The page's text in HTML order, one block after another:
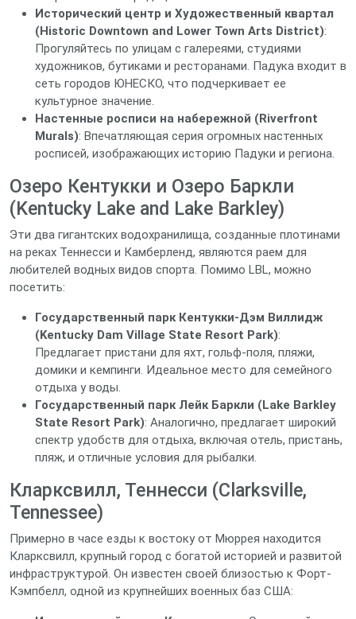
Исторический центр и Художественный квартал
(Historic Downtown and Lower Town Arts District):
Прогуляйтесь по улицам с галереями, студиями
художников, бутиками и ресторанами. Падука входит в
сеть городов ЮНЕСКО, что подчеркивает ее
культурное значение.
Настенные росписи на набережной (Riverfront
Murals): Впечатляющая серия огромных настенных
росписей, изображающих историю Падуки и региона.
Озеро Кентукки и Озеро Баркли
(Kentucky Lake and Lake Barkley)
Эти два гигантских водохранилища, созданные плотинами
на реках Теннесси и Камберленд, являются раем для
любителей водных видов спорта. Помимо LBL, можно
посетить:
Государственный парк Кентукки-Дэм Виллидж
(Kentucky Dam Village State Resort Park):
Предлагает пристани для яхт, гольф-поля, пляжи,
домики и кемпинги. Идеальное место для семейного
отдыха у воды.
Государственный парк Лейк Баркли (Lake Barkley
State Resort Park): Аналогично, предлагает широкий
спектр удобств для отдыха, включая отель, пристань,
пляж, и отличные условия для рыбалки.
Кларксвилл, Теннесси (Clarksville,
Tennessee)
Примерно в часе езды к востоку от Мюррея находится
Кларксвилл, крупный город с богатой историей и развитой
инфраструктурой. Он известен своей близостью к Форт-
Кэмпбелл, одной из крупнейших военных баз США: